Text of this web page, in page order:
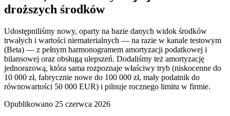
droższych środków
Udostępniliśmy nowy, oparty na bazie danych widok środków
trwałych i wartości niematerialnych — na razie w kanale testowym
(Beta) — z pełnym harmonogramem amortyzacji podatkowej i
bilansowej oraz obsługą ulepszeń. Dodaliśmy też amortyzację
jednorazową, która sama rozpoznaje właściwy tryb (niskocenne do
10 000 zł, fabrycznie nowe do 100 000 zł, mały podatnik do
równowartości 50 000 EUR) i pilnuje rocznego limitu w firmie.
Opublikowano 25 czerwca 2026